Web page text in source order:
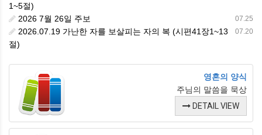
1~5절)
07.25
2026 7월 26일 주보
07.20
2026.07.19 가난한 자를 보살피는 자의 복 (시편41장1~13
절)
영혼의 양식
주님의 말씀을 묵상
DETAIL VIEW